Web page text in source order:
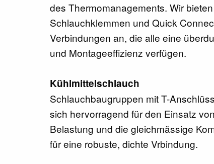
des Thermomanagements. Wir
Schlauchklemmen und Quick
Verbindungen an, die alle eine
und Montageeffizienz verfügen.
Kühlmittelschlauch
Schlauchbaugruppen mit T-
sich hervorragend für den Einsatz
Belastung und die gleichmässige
für eine robuste, dichte Vrbindung.